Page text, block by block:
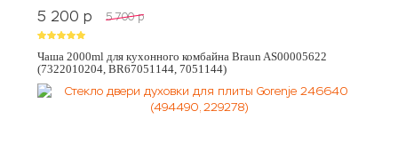
5 200 p 5 700 p
Чаша 2000ml для кухонного комбайна Braun AS00005622
(7322010204, BR67051144, 7051144)